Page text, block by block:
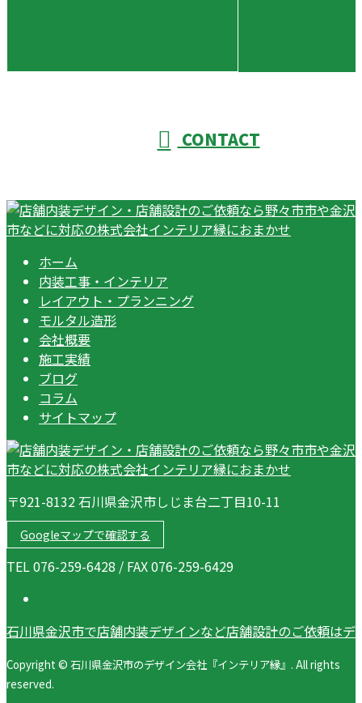
CONTACT
ホーム
内装工事・インテリア
レイアウト・プランニング
モルタル造形
会社概要
施工実績
ブログ
コラム
サイトマップ
〒921-8132 石川県金沢市しじま台二丁目10-11
Googleマップで確認する
TEL 076-259-6428 / FAX 076-259-6429
石川県金沢市で店舗内装デザインなど店舗設計のご依頼は
Copyright © 石川県金沢市のデザイン会社『インテリア縁』. All rights
reserved.